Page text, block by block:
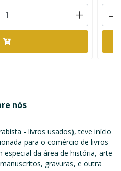
+ -
nós
- livros usados), teve início
para o comércio de livros
da área de história, arte
gravuras, e outra